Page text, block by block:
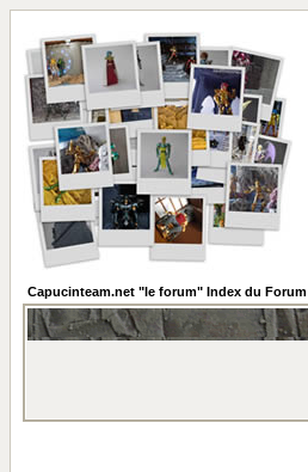
Capucinteam.net "le forum" Index du Forum